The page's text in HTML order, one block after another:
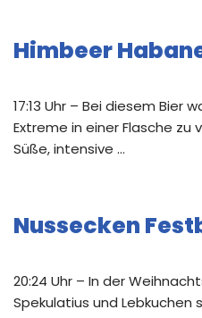
Himbeer
17:13 Uhr – Bei diesem Bier
Extreme in einer Flasche zu
Süße, intensive …
Nussecken
20:24 Uhr – In der
Spekulatius und Lebkuchen